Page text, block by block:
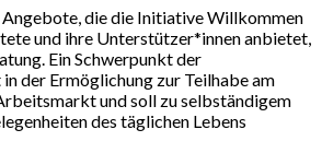
die die Initiative Willkommen
und ihre Unterstützer*innen anbietet,
Ein Schwerpunkt der
der Ermöglichung zur Teilhabe am
und soll zu selbständigem
des täglichen Lebens